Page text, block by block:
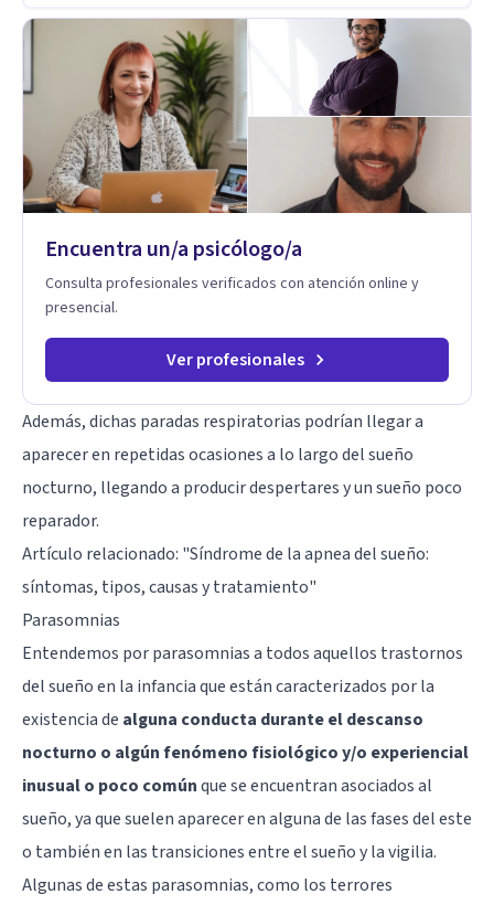
Encuentra un/a psicólogo/a
Consulta profesionales verificados con atención online y
presencial.
Ver profesionales
Además, dichas paradas respiratorias podrían llegar a
aparecer en repetidas ocasiones a lo largo del sueño
nocturno, llegando a producir despertares y un sueño poco
reparador.
Artículo relacionado: "Síndrome de la apnea del sueño:
síntomas, tipos, causas y tratamiento"
Parasomnias
Entendemos por parasomnias a todos aquellos trastornos
del sueño en la infancia que están caracterizados por la
existencia de alguna conducta durante el descanso
nocturno o algún fenómeno fisiológico y/o experiencial
inusual o poco comúnque se encuentran asociados al
sueño, ya que suelen aparecer en alguna de las fases del este
o también en las transiciones entre el sueño y la vigilia.
Algunas de estas parasomnias, como los terrores